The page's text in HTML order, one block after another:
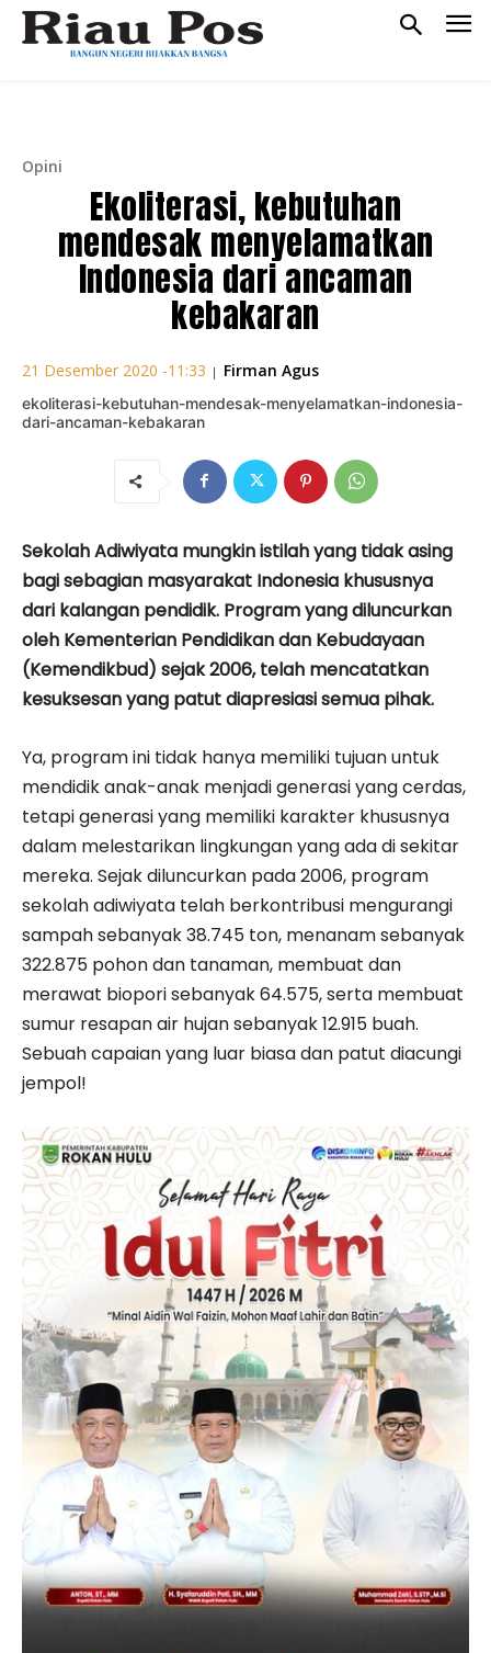
Opini
Ekoliterasi, kebutuhan
mendesak menyelamatkan
Indonesia dari ancaman
kebakaran
21 Desember 2020 -11:33 | Firman Agus
ekoliterasi-kebutuhan-mendesak-menyelamatkan-indonesia-
dari-ancaman-kebakaran
Sekolah Adiwiyata mungkin istilah yang tidak asing
bagi sebagian masyarakat Indonesia khususnya
dari kalangan pendidik. Program yang diluncurkan
oleh Kementerian Pendidikan dan Kebudayaan
(Kemendikbud) sejak 2006, telah mencatatkan
kesuksesan yang patut diapresiasi semua pihak.
Ya, program ini tidak hanya memiliki tujuan untuk
mendidik anak-anak menjadi generasi yang cerdas,
tetapi generasi yang memiliki karakter khususnya
dalam melestarikan lingkungan yang ada di sekitar
mereka. Sejak diluncurkan pada 2006, program
sekolah adiwiyata telah berkontribusi mengurangi
sampah sebanyak 38.745 ton, menanam sebanyak
322.875 pohon dan tanaman, membuat dan
merawat biopori sebanyak 64.575, serta membuat
sumur resapan air hujan sebanyak 12.915 buah.
Sebuah capaian yang luar biasa dan patut diacungi
jempol!